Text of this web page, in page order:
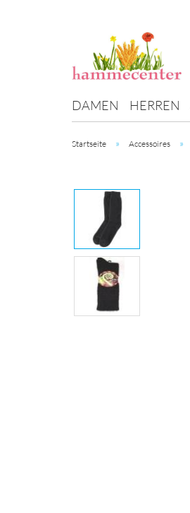
DAMEN HERREN
Startseite » Accessoires »